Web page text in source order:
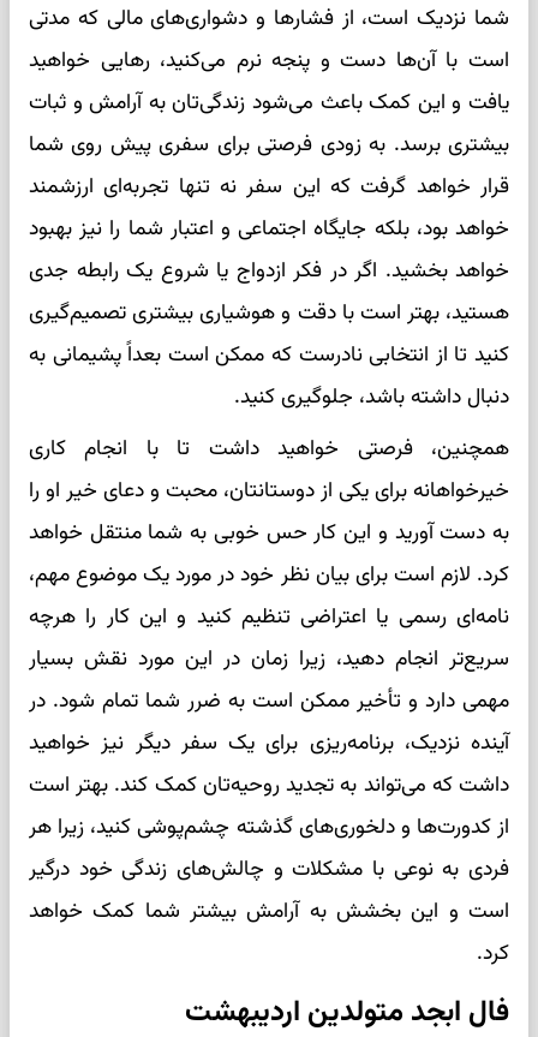
شما نزدیک است، از فشارها و دشواری‌های مالی که مدتی
است با آن‌ها دست و پنجه نرم می‌کنید، رهایی خواهید
یافت و این کمک باعث می‌شود زندگی‌تان به آرامش و ثبات
بیشتری برسد. به زودی فرصتی برای سفری پیش روی شما
قرار خواهد گرفت که این سفر نه تنها تجربه‌ای ارزشمند
خواهد بود، بلکه جایگاه اجتماعی و اعتبار شما را نیز بهبود
خواهد بخشید. اگر در فکر ازدواج یا شروع یک رابطه جدی
هستید، بهتر است با دقت و هوشیاری بیشتری تصمیم‌گیری
کنید تا از انتخابی نادرست که ممکن است بعداً پشیمانی به
دنبال داشته باشد، جلوگیری کنید.
همچنین، فرصتی خواهید داشت تا با انجام کاری
خیرخواهانه برای یکی از دوستانتان، محبت و دعای خیر او را
به دست آورید و این کار حس خوبی به شما منتقل خواهد
کرد. لازم است برای بیان نظر خود در مورد یک موضوع مهم،
نامه‌ای رسمی یا اعتراضی تنظیم کنید و این کار را هرچه
سریع‌تر انجام دهید، زیرا زمان در این مورد نقش بسیار
مهمی دارد و تأخیر ممکن است به ضرر شما تمام شود. در
آینده نزدیک، برنامه‌ریزی برای یک سفر دیگر نیز خواهید
داشت که می‌تواند به تجدید روحیه‌تان کمک کند. بهتر است
از کدورت‌ها و دلخوری‌های گذشته چشم‌پوشی کنید، زیرا هر
فردی به نوعی با مشکلات و چالش‌های زندگی خود درگیر
است و این بخشش به آرامش بیشتر شما کمک خواهد
کرد.
فال ابجد متولدین اردیبهشت